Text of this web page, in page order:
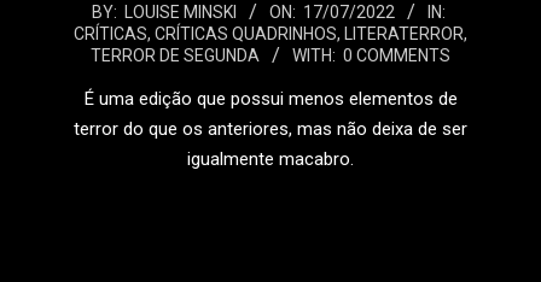
2022-
07-
BY: LOUISE MINSKI ON: 17/07/2022
IN:
CRÍTICAS, CRÍTICAS QUADRINHOS, LITERATERROR,
TERROR DE SEGUNDA
WITH: 0 COMMENTS
É uma edição que possui menos elementos de
terror do que os anteriores, mas não deixa de ser
igualmente macabro.